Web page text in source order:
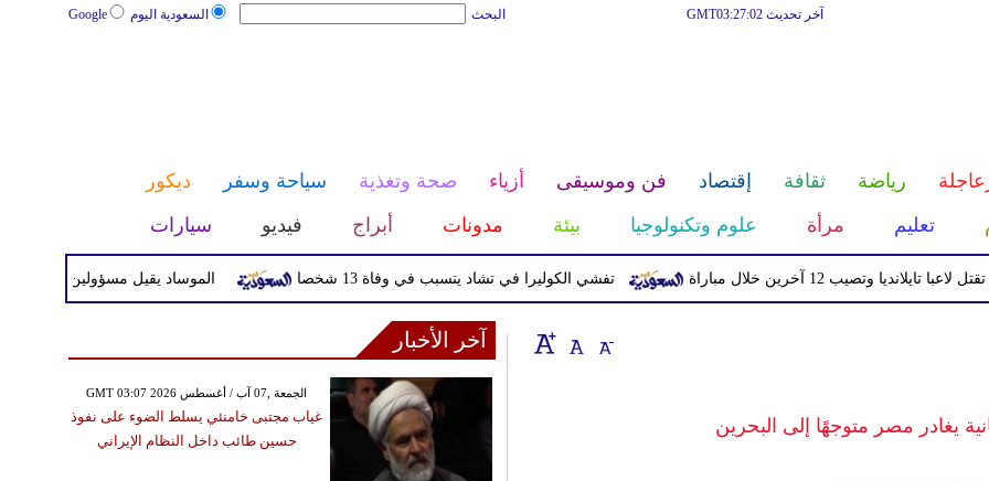
السعودية اليوم Google البحث آخر تحديث GMT03:27:02
رياضة ثقافة إقتصاد فن وموسيقى أزياء صحة وتغذية سياحة وسفر
ديكور
تعليم مرأة علوم وتكنولوجيا بيئة مدونات أبراج فيديو سيارات
الموساد يقيل مسؤولين بارزين بعد تعثر تفشي الكوليرا في تشاد يتسبب في وفاة 13 شخصا وتصيب 12 آخرين خلال مباراة
يغادر مصر متوجهًا إلى البحرين
آخر الأخبار
GMT 03:07 2026 الجمعة ,07 آب / أغسطس
غياب مجتبى خامنئي يسلط الضوء على نفوذ
حسين طائب داخل النظام الإيراني